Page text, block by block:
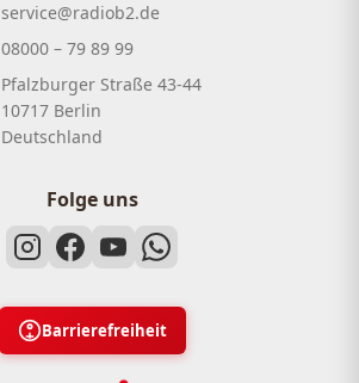
service@radiob2.de
08000 – 79 89 99
Pfalzburger Straße 43-44
10717 Berlin
Deutschland
Folge uns
Barrierefreiheit